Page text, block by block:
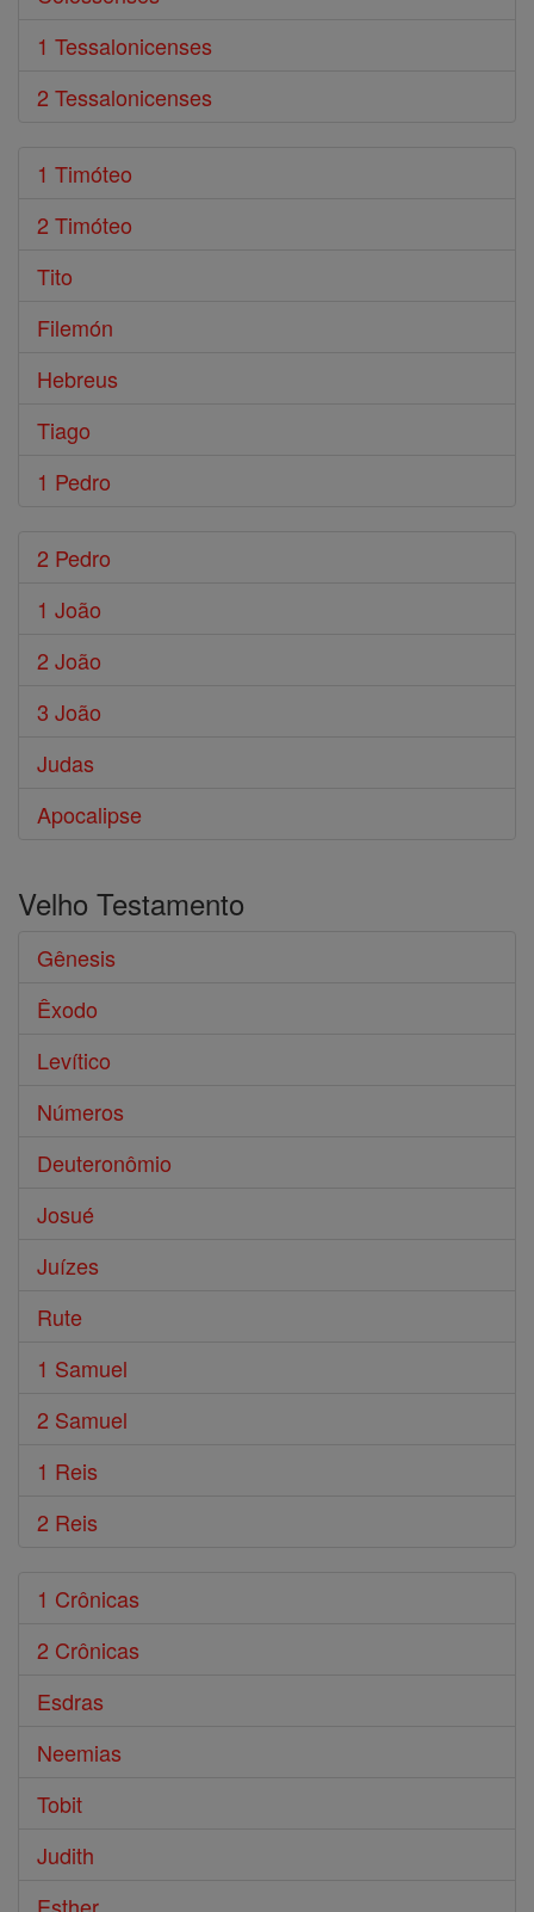
1 Tessalonicenses
2 Tessalonicenses
1 Timóteo
2 Timóteo
Tito
Filemón
Hebreus
Tiago
1 Pedro
2 Pedro
1 João
2 João
3 João
Judas
Apocalipse
Velho Testamento
Gênesis
Êxodo
Levítico
Números
Deuteronômio
Josué
Juízes
Rute
1 Samuel
2 Samuel
1 Reis
2 Reis
1 Crônicas
2 Crônicas
Esdras
Neemias
Tobit
Judith